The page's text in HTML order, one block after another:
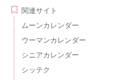
関連サイト
ムーンカレンダー
ウーマンカレンダー
シニアカレンダー
シッテク